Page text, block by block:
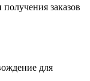
заказов
для